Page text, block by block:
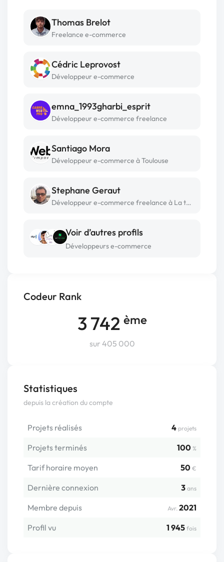
Codeur Rank
3 742 ème
sur 405 000
Statistiques
depuis la création du compte
Projets réalisés 4 projets
Projets terminés 100 %
Tarif horaire moyen 50 €
Dernière connexion 3 ans
Membre depuis Avr. 2021
Profil vu
1 945 fois
Thomas Brelot
Freelance e-commerce
Cédric Leprovost
Développeur e-commerce
emna_1993gharbi_esprit
Développeur e-commerce freelance
Santiago Mora
Développeur e-commerce à Toulouse
Stephane Geraut
Développeur e-commerce freelance à La teste de buch
Voir d’autres profils
Développeurs e-commerce